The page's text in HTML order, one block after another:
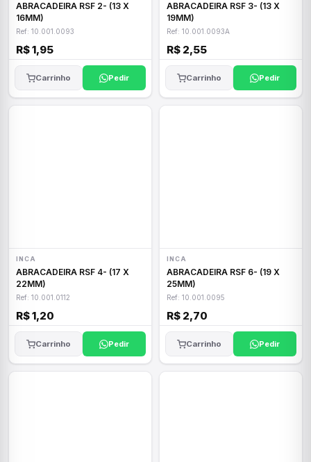
ABRACADEIRA RSF 2- (13 X
16MM)
Ref: 10.001.0093
R$ 1,95
Carrinho Pedir
ABRACADEIRA RSF 3- (13 X
19MM)
Ref: 10.001.0093A
R$ 2,55
Carrinho Pedir
INCA
ABRACADEIRA RSF 4- (17 X
22MM)
Ref: 10.001.0112
R$ 1,20
Carrinho Pedir
INCA
ABRACADEIRA RSF 6- (19 X
25MM)
Ref: 10.001.0095
R$ 2,70
Carrinho Pedir